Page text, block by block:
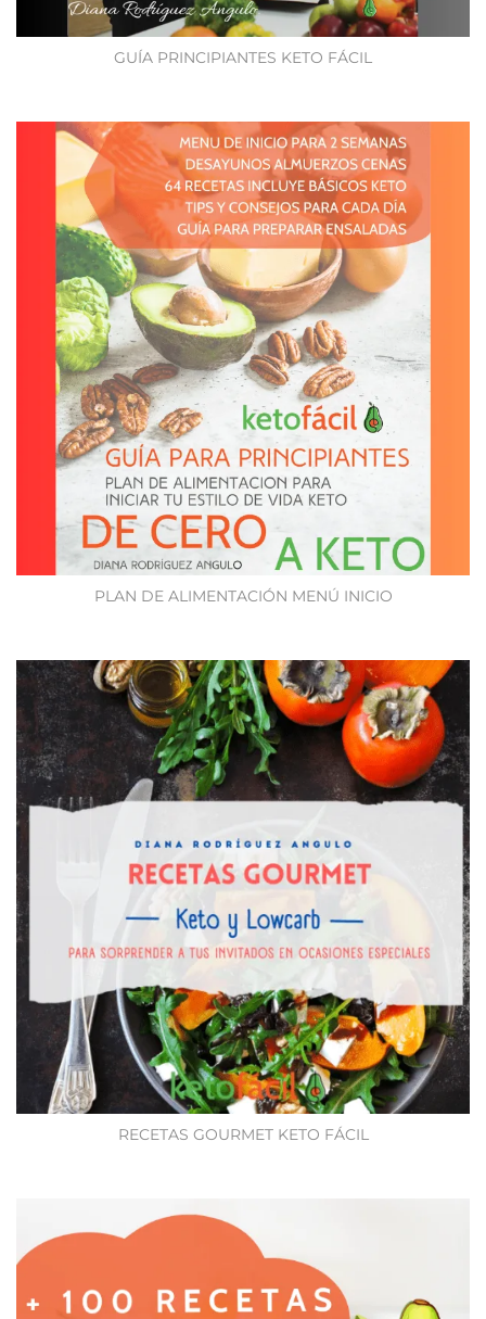
GUÍA PRINCIPIANTES KETO FÁCIL
PLAN DE ALIMENTACIÓN MENÚ INICIO
RECETAS GOURMET KETO FÁCIL